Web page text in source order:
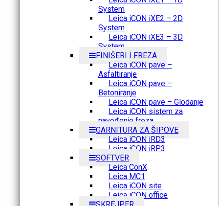
System
Leica iCON iXE2 – 2D
System
Leica iCON iXE3 – 3D
System
FINIŠERI I FREZA
Leica iCON pave –
Asfaltiranje
Leica iCON pave –
Betoniranje
Leica iCON pave – Glodanje
Leica iCON sistem za
navođenje freza
GARNITURA ZA ŠIPOVE
Leica iCON iRD3
Leica iCON iRP3
SOFTVER
Leica ConX
Leica MC1
Leica iCON site
Leica iCON office